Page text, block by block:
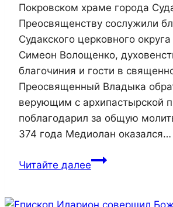
Покровском храме города
Преосвященству сослужили
Судакского церковного
Симеон Волощенко,
благочиния и гости в
Преосвященный Владыка
верующим с архипастырской
поблагодарил за общую
374 года Медиолан оказался…
Читайте далееЕпископ